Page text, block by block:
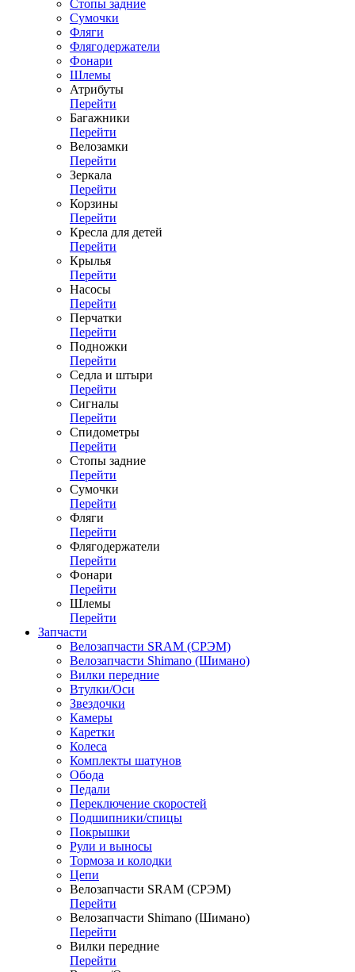
Стопы задние
Сумочки
Фляги
Флягодержатели
Фонари
Шлемы
Атрибуты
Перейти
Багажники
Перейти
Велозамки
Перейти
Зеркала
Перейти
Корзины
Перейти
Кресла для детей
Перейти
Крылья
Перейти
Насосы
Перейти
Перчатки
Перейти
Подножки
Перейти
Седла и штыри
Перейти
Сигналы
Перейти
Спидометры
Перейти
Стопы задние
Перейти
Сумочки
Перейти
Фляги
Перейти
Флягодержатели
Перейти
Фонари
Перейти
Шлемы
Перейти
Запчасти
Велозапчасти SRAM (СРЭМ)
Велозапчасти Shimano (Шимано)
Вилки передние
Втулки/Оси
Звездочки
Камеры
Каретки
Колеса
Комплекты шатунов
Обода
Педали
Переключение скоростей
Подшипники/спицы
Покрышки
Рули и выносы
Тормоза и колодки
Цепи
Велозапчасти SRAM (СРЭМ)
Перейти
Велозапчасти Shimano (Шимано)
Перейти
Вилки передние
Перейти